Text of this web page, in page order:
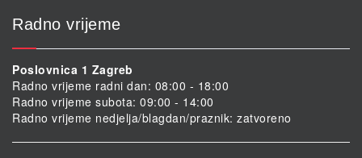
Radno vrijeme
Poslovnica 1 Zagreb
Radno vrijeme radni dan: 08:00 - 18:00
Radno vrijeme subota: 09:00 - 14:00
Radno vrijeme nedjelja/blagdan/praznik: zatvoreno